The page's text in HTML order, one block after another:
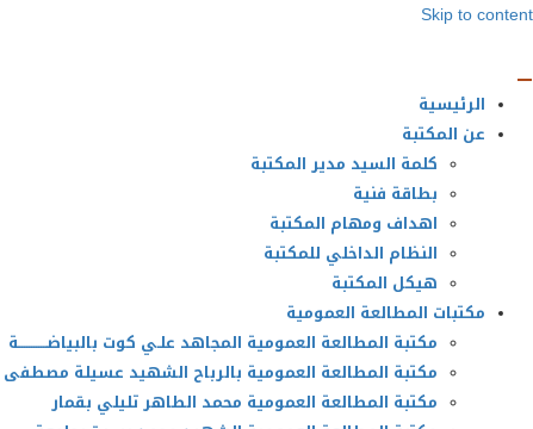
Skip to content
الرئيسية
عن المكتبة
كلمة السيد مدير المكتبة
بطاقة فنية
اهداف ومهام المكتبة
النظام الداخلي للمكتبة
هيكل المكتبة
مكتبات المطالعة العمومية
مكتبة المطالعة العمومية المجاهد علـي كوت بالبياضــــــــــــة
مكتبة المطالعة العمومية بالرباح الشهيد عسيلة مصطفى
مكتبة المطالعة العمومية محمد الطاهر تليلي بقمار